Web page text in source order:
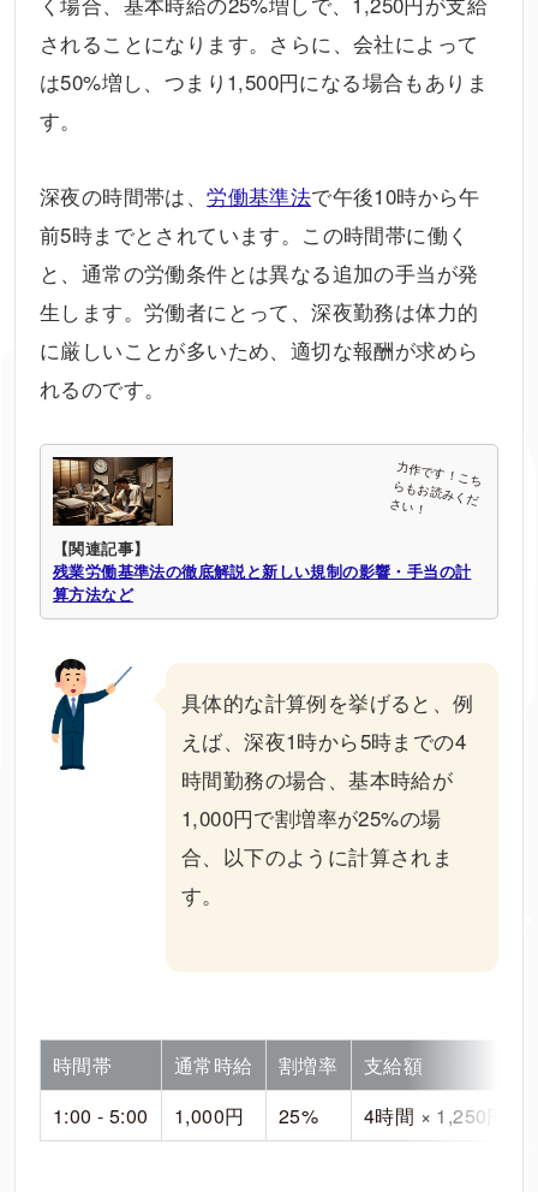
されることになります。さらに、会社によって
は50%増し、つまり1,500円になる場合もありま
す。
深夜の時間帯は、労働基準法で午後10時から午
前5時までとされています。この時間帯に働く
と、通常の労働条件とは異なる追加の手当が発
生します。労働者にとって、深夜勤務は体力的
に厳しいことが多いため、適切な報酬が求めら
れるのです。
【関連記事】
残業労働基準法の徹底解説と新しい規制の影響・手当の計
算方法など
具体的な計算例を挙げると、例
えば、深夜1時から5時までの4
時間勤務の場合、基本時給が
1,000円で割増率が25%の場
合、以下のように計算されま
す。
時間帯 通常時給 割増率
支給額
1:00 - 5:00
1,000円 25% 4時間 × 1,250円 =